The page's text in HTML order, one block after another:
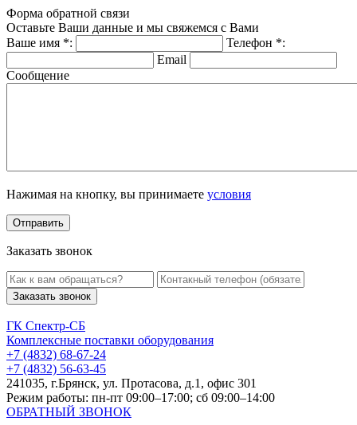
Форма обратной связи
Оставьте Ваши данные и мы свяжемся с Вами
Ваше имя *: Телефон *:
Email
Сообщение
Нажимая на кнопку, вы принимаете условия
Заказать звонок
Заказать звонок
ГК Спектр-СБ
Комплексные поставки оборудования
+7 (4832) 68-67-24
+7 (4832) 56-63-45
241035, г.Брянск, ул. Протасова, д.1, офис 301
Режим работы: пн-пт 09:00–17:00; сб 09:00–14:00
ОБРАТНЫЙ ЗВОНОК